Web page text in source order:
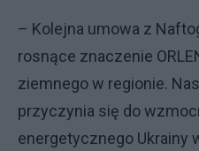
– Kolejna umowa z
rosnące znaczenie
ziemnego w regionie.
przyczynia się do
energetycznego Ukrainy